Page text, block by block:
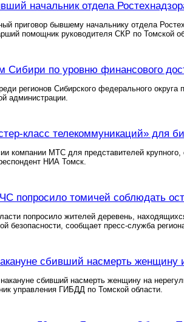
начальник отдела
приговор бывшему начальнику отдела
помощник руководителя СКР по Томской
Сибири по уровню финансового
регионов Сибирского федерального
администрации.
класс телекоммуникаций» для
компании МТС для представителей
НИА Томск.
попросило томичей соблюдать
попросило жителей деревень,
безопасности, сообщает пресс-служба
сбивший насмерть
сбивший насмерть женщину на
управления ГИБДД по Томской области.